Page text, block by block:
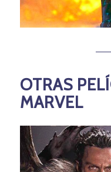
OTRAS
MARVEL